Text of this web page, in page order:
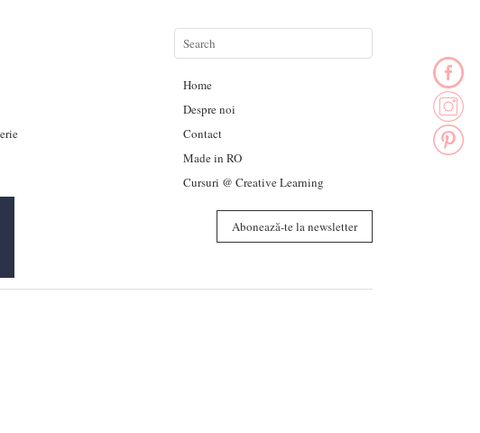
Home
Despre noi
Contact
Made in RO
Cursuri @ Creative Learning
Abonează-te la newsletter